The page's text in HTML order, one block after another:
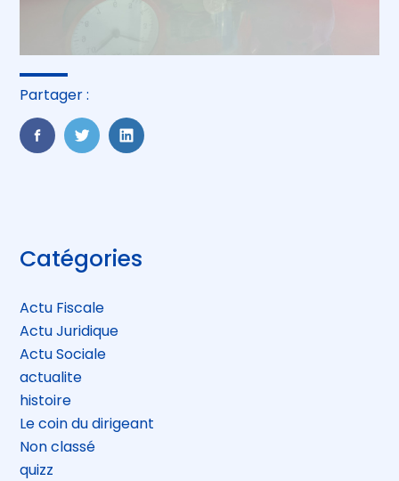
Partager :
FaceBook
TwitterLinkedIn
Blog
sidebar
Catégories
Actu Fiscale
Actu Juridique
Actu Sociale
actualite
histoire
Le coin du dirigeant
Non classé
quizz